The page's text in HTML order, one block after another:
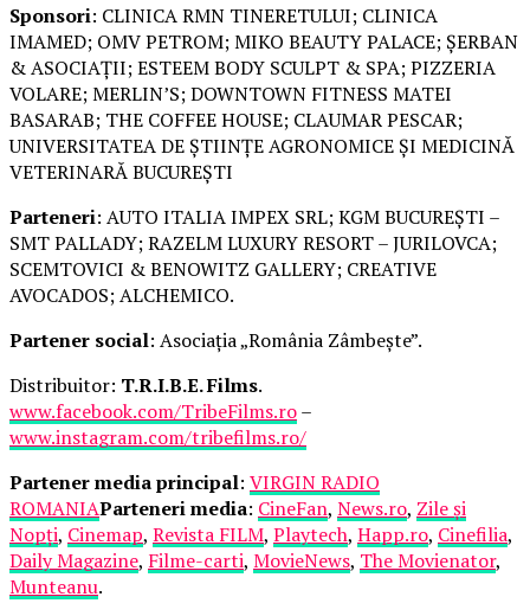
Sponsori: CLINICA RMN TINERETULUI; CLINICA
IMAMED; OMV PETROM; MIKO BEAUTY PALACE; ȘERBAN
& ASOCIAȚII; ESTEEM BODY SCULPT & SPA; PIZZERIA
VOLARE; MERLIN’S; DOWNTOWN FITNESS MATEI
BASARAB; THE COFFEE HOUSE; CLAUMAR PESCAR;
UNIVERSITATEA DE ȘTIINȚE AGRONOMICE ȘI MEDICINĂ
VETERINARĂ BUCUREȘTI
Parteneri: AUTO ITALIA IMPEX SRL; KGM BUCUREȘTI –
SMT PALLADY; RAZELM LUXURY RESORT – JURILOVCA;
SCEMTOVICI & BENOWITZ GALLERY; CREATIVE
AVOCADOS; ALCHEMICO.
Partener social: Asociația „România Zâmbește”.
Distribuitor: T.R.I.B.E. Films.
www.facebook.com/TribeFilms.ro–
www.instagram.com/tribefilms.ro/
Partener media principal: VIRGIN RADIO
ROMANIAParteneri media: CineFan, News.ro, Zile și
Nopți, Cinemap, Revista FILM, Playtech, Happ.ro, Cinefilia,
Daily Magazine, Filme-carti, MovieNews, The Movienator,
Munteanu.